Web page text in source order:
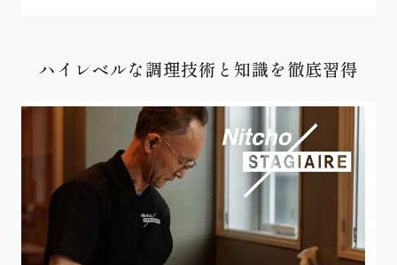
ハイレベルな調理技術と知識を徹底習得